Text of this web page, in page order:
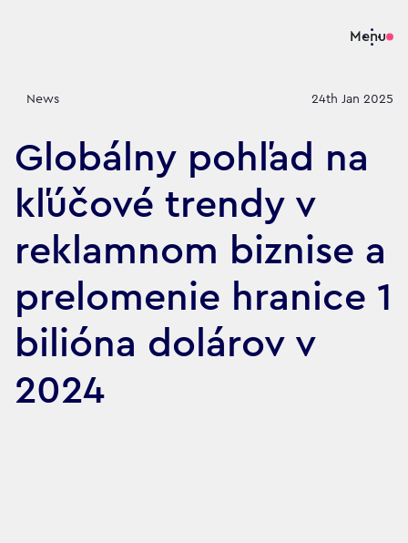
Menu
News 24th Jan 2025
Globálny pohľad na
kľúčové trendy v
reklamnom biznise a
prelomenie hranice 1
bilióna dolárov v
2024